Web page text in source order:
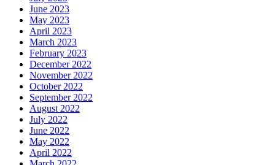
June 2023
May 2023
April 2023
March 2023
February 2023
December 2022
November 2022
October 2022
September 2022
August 2022
July 2022
June 2022
May 2022
April 2022